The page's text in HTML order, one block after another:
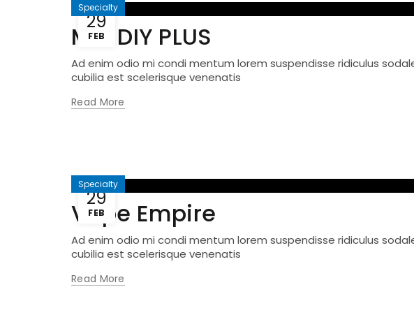
29
FEB
Specialty
MR. DIY PLUS
Ad enim odio mi condi mentum lorem suspendisse ridiculus
cubilia est scelerisque venenatis
Read More
29
FEB
Specialty
Vape Empire
Ad enim odio mi condi mentum lorem suspendisse ridiculus
cubilia est scelerisque venenatis
Read More